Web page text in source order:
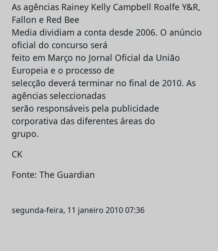
As agências Rainey Kelly Campbell Roalfe Y&R,
Fallon e Red Bee
Media dividiam a conta desde 2006. O anúncio
oficial do concurso será
feito em Março no Jornal Oficial da União
Europeia e o processo de
selecção deverá terminar no final de 2010. As
agências seleccionadas
serão responsáveis pela publicidade
corporativa das diferentes áreas do
grupo.
CK
Fonte: The Guardian
segunda-feira, 11 janeiro 2010 07:36